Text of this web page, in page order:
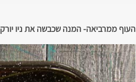
העוף ממרביאה- המנה שכבשה את ניו יורק